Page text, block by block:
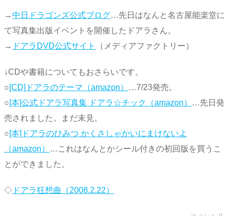
→中日ドラゴンズ公式ブログ…先日はなんと名古屋能楽堂に
て写真集出版イベントを開催したドアラさん。
→ ドアラDVD公式サイト （メディアファクトリー）
↓CDや書籍についてもおさらいです。
○[CD]ドアラのテーマ（amazon）
…7/23発売。
○[本]公式ドアラ写真集 ドアラ☆チック（amazon）
…先日発
売されました。まだ未見。
○[本]ドアラのひみつ かくさしゃかいにまけないよ
（amazon）
…これはなんとかシール付きの初回版を買うこ
とができました。
◇ ドアラ狂想曲（2008.2.22）